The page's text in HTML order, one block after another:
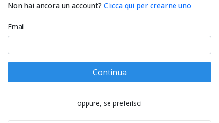
Non hai ancora un account? Clicca qui per crearne uno
Email
Continua
oppure, se preferisci